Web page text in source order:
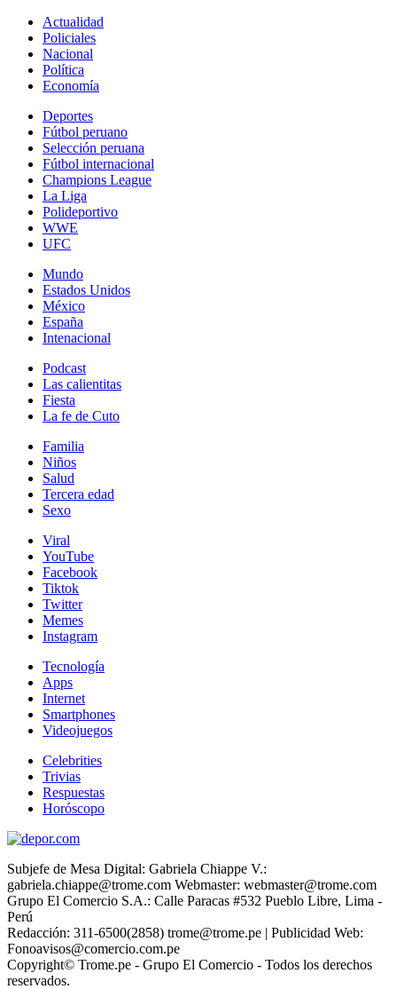
Actualidad
Policiales
Nacional
Política
Economía
Deportes
Fútbol peruano
Selección peruana
Fútbol internacional
Champions League
La Liga
Polideportivo
WWE
UFC
Mundo
Estados Unidos
México
España
Intenacional
Podcast
Las calientitas
Fiesta
La fe de Cuto
Familia
Niños
Salud
Tercera edad
Sexo
Viral
YouTube
Facebook
Tiktok
Twitter
Memes
Instagram
Tecnología
Apps
Internet
Smartphones
Videojuegos
Celebrities
Trivias
Respuestas
Horóscopo
Subjefe de Mesa Digital: Gabriela Chiappe V.:
gabriela.chiappe@trome.com Webmaster: webmaster@trome.com
Grupo El Comercio S.A.: Calle Paracas #532 Pueblo Libre, Lima -
Perú
Redacción: 311-6500(2858) trome@trome.pe | Publicidad Web:
Fonoavisos@comercio.com.pe
Copyright© Trome.pe - Grupo El Comercio - Todos los derechos
reservados.